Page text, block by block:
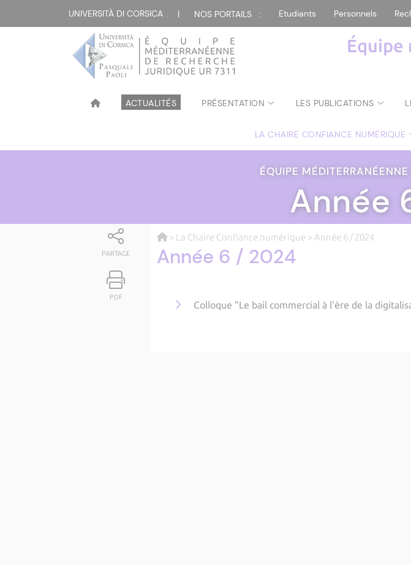
UNIVERSITÀ DI CORSICA | NOS PORTAILS : Etudiants Personnels
Équipe
ACTUALITÉS PRÉSENTATION LES PUBLICATIONS
LA CHAIRE CONFIANCE NUMÉRIQUE
ÉQUIPE
Année
PARTAGE
PDF
> La Chaire Confiance numérique > Année 6 / 2024
Année 6 / 2024
Colloque "Le bail commercial à l'ère de la